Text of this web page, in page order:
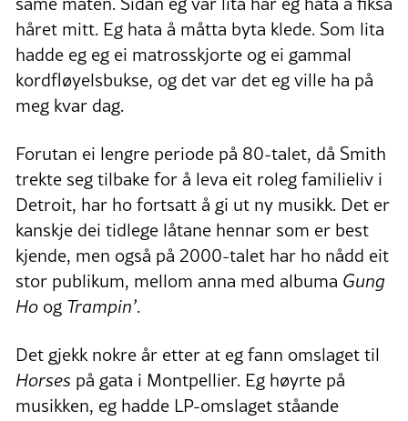
håret mitt. Eg hata å måtta byta klede. Som lita
hadde eg eg ei matrosskjorte og ei gammal
kordfløyelsbukse, og det var det eg ville ha på
meg kvar dag.
Forutan ei lengre periode på 80-talet, då Smith
trekte seg tilbake for å leva eit roleg familieliv i
Detroit, har ho fortsatt å gi ut ny musikk. Det er
kanskje dei tidlege låtane hennar som er best
kjende, men også på 2000-talet har ho nådd eit
stor publikum, mellom anna med albuma Gung
Ho og Trampin’.
Det gjekk nokre år etter at eg fann omslaget til
Horses på gata i Montpellier. Eg høyrte på
musikken, eg hadde LP-omslaget ståande